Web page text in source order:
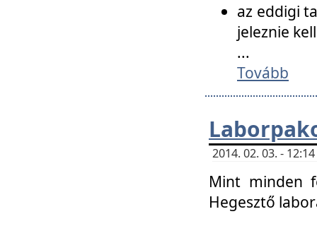
az eddigi
jeleznie
...
Tovább
2014. 02. 03. -
Mint minden
Hegesztő